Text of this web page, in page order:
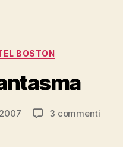
BOSTON
3 commentisu